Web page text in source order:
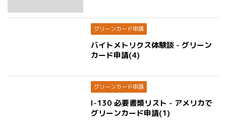
グリーンカード申請
バイトメトリクス体験談 - グリーン
カード申請(4)
グリーンカード申請
I-130 必要書類リスト - アメリカで
グリーンカード申請(1)